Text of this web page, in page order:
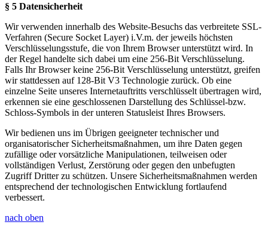
§ 5 Datensicherheit
Wir verwenden innerhalb des Website-Besuchs das verbreitete SSL-
Verfahren (Secure Socket Layer) i.V.m. der jeweils höchsten
Verschlüsselungsstufe, die von Ihrem Browser unterstützt wird. In
der Regel handelte sich dabei um eine 256-Bit Verschlüsselung.
Falls Ihr Browser keine 256-Bit Verschlüsselung unterstützt, greifen
wir stattdessen auf 128-Bit V3 Technologie zurück. Ob eine
einzelne Seite unseres Internetauftritts verschlüsselt übertragen wird,
erkennen sie eine geschlossenen Darstellung des Schlüssel-bzw.
Schloss-Symbols in der unteren Statusleist Ihres Browsers.
Wir bedienen uns im Übrigen geeigneter technischer und
organisatorischer Sicherheitsmaßnahmen, um ihre Daten gegen
zufällige oder vorsätzliche Manipulationen, teilweisen oder
vollständigen Verlust, Zerstörung oder gegen den unbefugten
Zugriff Dritter zu schützen. Unsere Sicherheitsmaßnahmen werden
entsprechend der technologischen Entwicklung fortlaufend
verbessert.
nach oben